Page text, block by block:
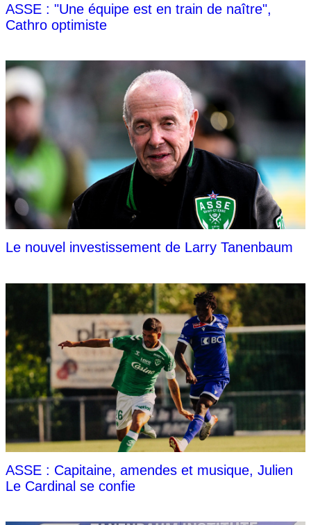
ASSE : "Une équipe est en train de naître",
Cathro optimiste
Le nouvel investissement de Larry Tanenbaum
ASSE : Capitaine, amendes et musique, Julien
Le Cardinal se confie